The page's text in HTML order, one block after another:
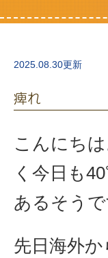
2025.08.30更新
痺れ
こんにち
く今日も
あるそうで
先日海外